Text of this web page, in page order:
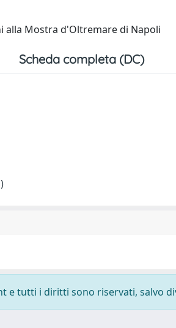
alla Mostra d'Oltremare di Napoli
Scheda completa (DC)
e tutti i diritti sono riservati, salvo